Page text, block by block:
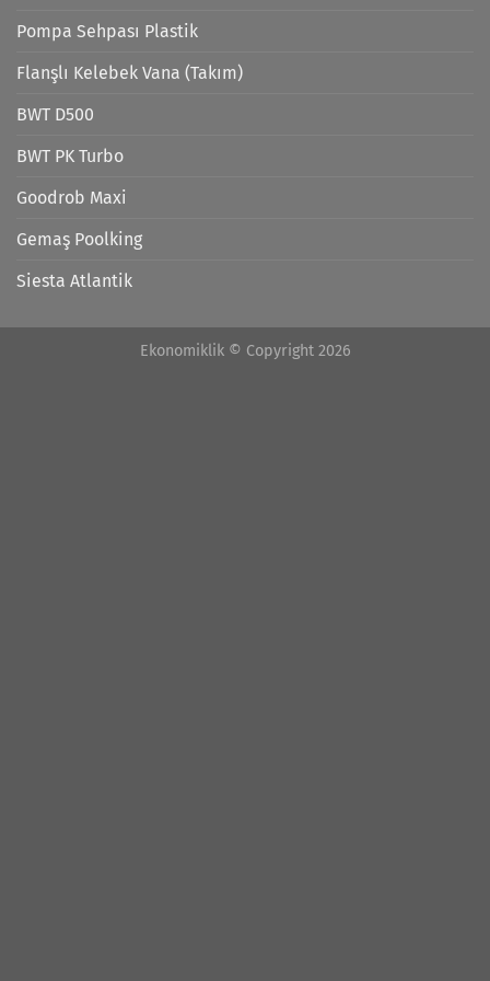
Pompa Sehpası Plastik
Flanşlı Kelebek Vana (Takım)
BWT D500
BWT PK Turbo
Goodrob Maxi
Gemaş Poolking
Siesta Atlantik
Ekonomiklik © Copyright 2026